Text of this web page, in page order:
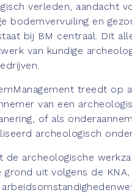
verleden, aandacht
bodemvervuiling en
bij BM centraal. Dit
van kundige
treedt op
van een
of als
archeologisch
de archeologische
grond uit volgens de KNA,